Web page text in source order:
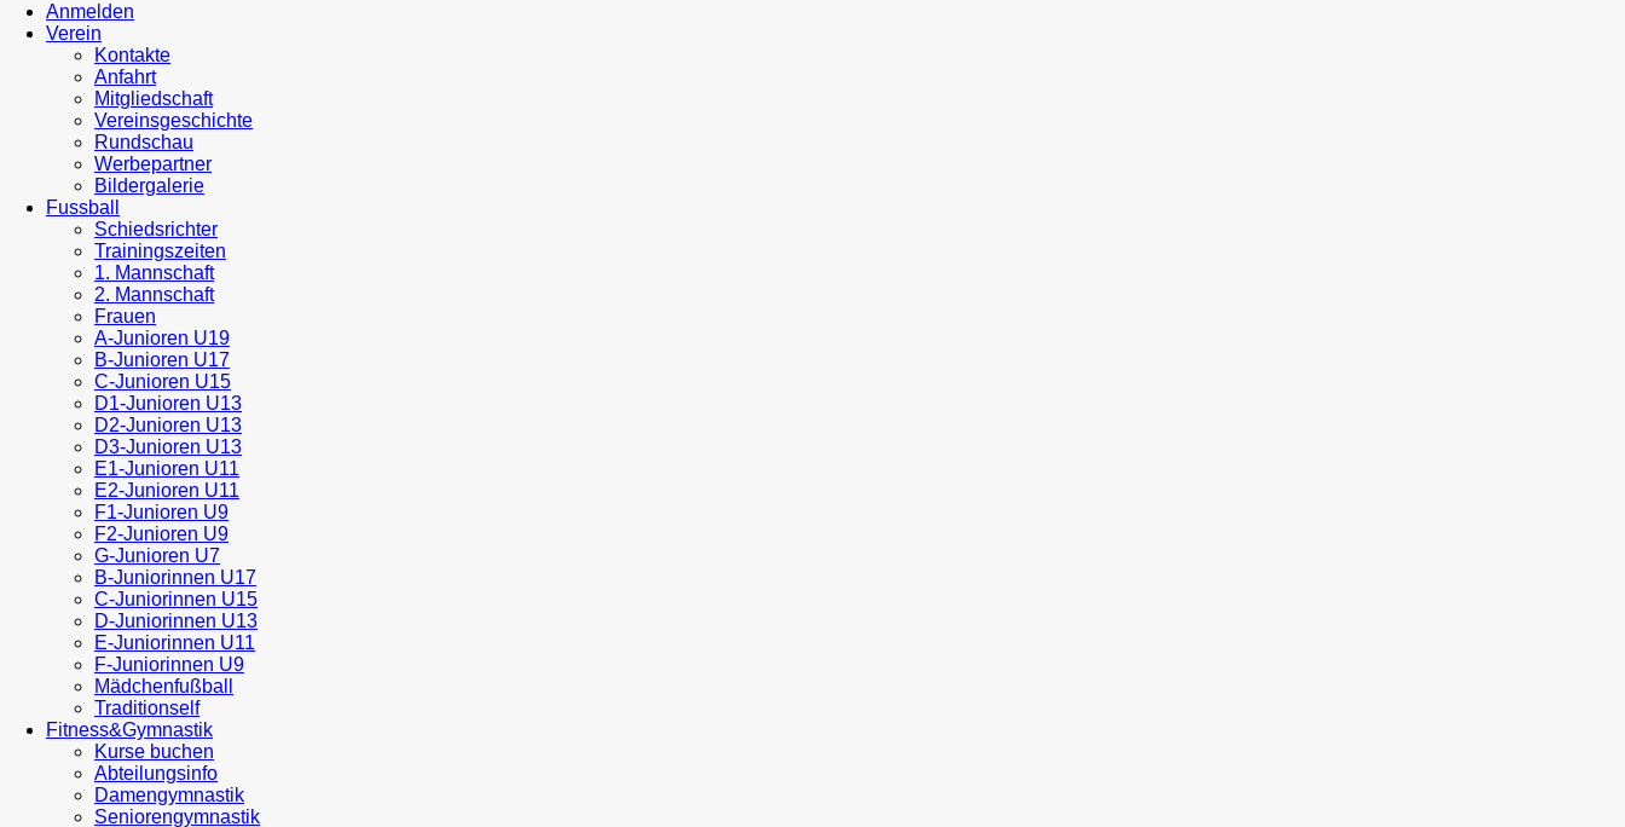
Anmelden
Verein
Kontakte
Anfahrt
Mitgliedschaft
Vereinsgeschichte
Rundschau
Werbepartner
Bildergalerie
Fussball
Schiedsrichter
Trainingszeiten
1. Mannschaft
2. Mannschaft
Frauen
A-Junioren U19
B-Junioren U17
C-Junioren U15
D1-Junioren U13
D2-Junioren U13
D3-Junioren U13
E1-Junioren U11
E2-Junioren U11
F1-Junioren U9
F2-Junioren U9
G-Junioren U7
B-Juniorinnen U17
C-Juniorinnen U15
D-Juniorinnen U13
E-Juniorinnen U11
F-Juniorinnen U9
Mädchenfußball
Traditionself
Fitness&Gymnastik
Kurse buchen
Abteilungsinfo
Damengymnastik
Seniorengymnastik